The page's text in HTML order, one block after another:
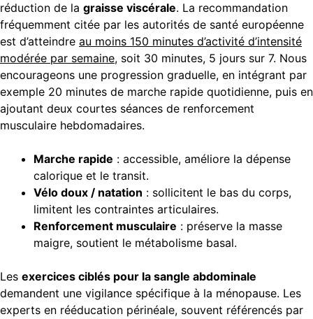
réduction de la graisse viscérale. La recommandation
fréquemment citée par les autorités de santé européenne
est d’atteindre au moins 150 minutes d’activité d’intensité
modérée par semaine, soit 30 minutes, 5 jours sur 7. Nous
encourageons une progression graduelle, en intégrant par
exemple 20 minutes de marche rapide quotidienne, puis en
ajoutant deux courtes séances de renforcement
musculaire hebdomadaires.
Marche rapide : accessible, améliore la dépense
calorique et le transit.
Vélo doux / natation : sollicitent le bas du corps,
limitent les contraintes articulaires.
Renforcement musculaire : préserve la masse
maigre, soutient le métabolisme basal.
Les exercices ciblés pour la sangle abdominale
demandent une vigilance spécifique à la ménopause. Les
experts en rééducation périnéale, souvent référencés par